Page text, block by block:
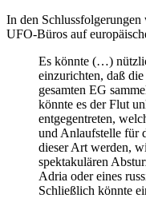
In den
UFO-Büros auf
Es könnte (…)
einzurichten, daß
gesamten EG
könnte es der Flut
entgegentreten,
und Anlaufstelle für
dieser Art werden,
spektakulären
Adria oder eines
Schließlich könnte